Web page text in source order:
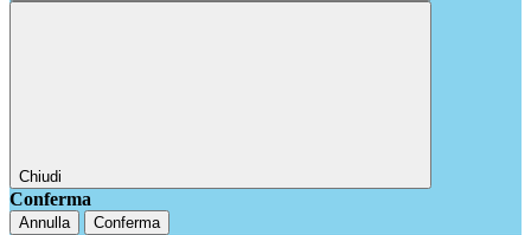
Chiudi
Conferma
Annulla Conferma